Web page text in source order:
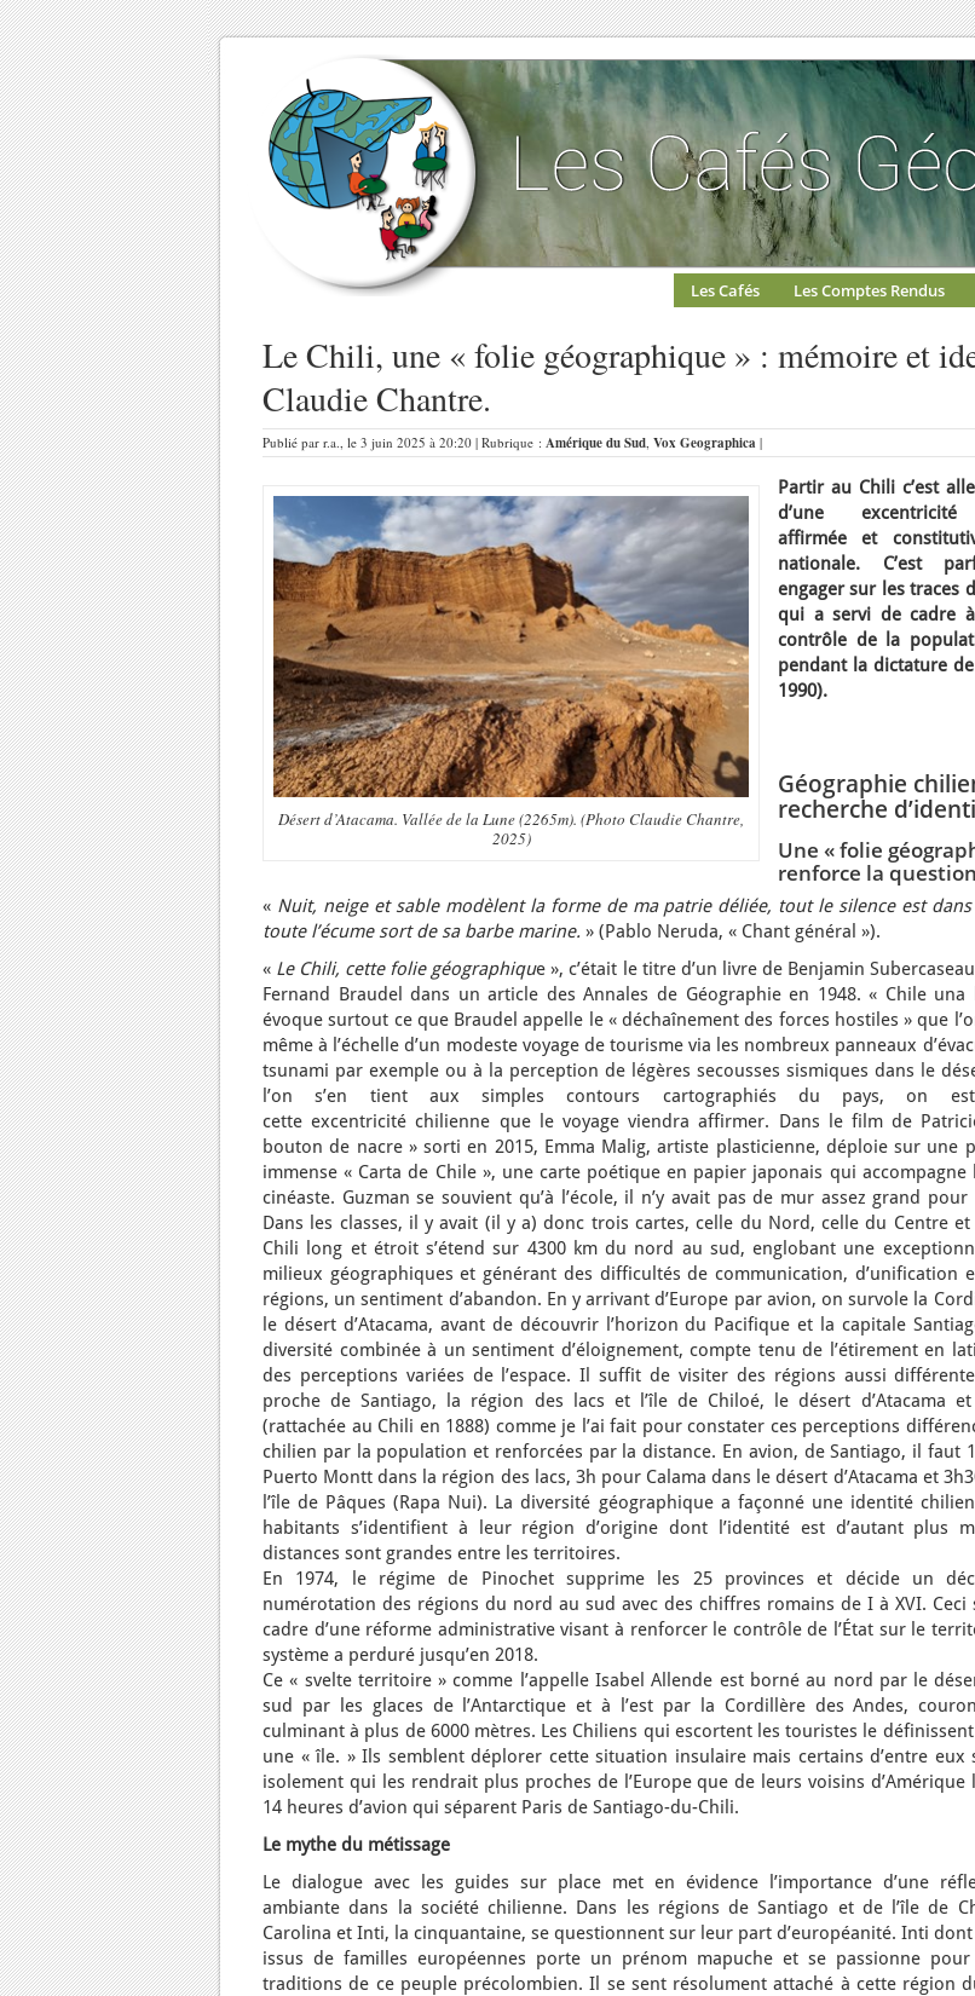
Les Cafés Les Comptes Rendus
Le Chili, une « folie géographique » : mémoire et
Claudie Chantre.
Publié par r.a., le 3 juin 2025 à 20:20 | Rubrique : Amérique du Sud, Vox Geographica |
Désert d’Atacama. Vallée de la Lune (2265m). (Photo Claudie Chantre,
2025)
Partir au Chili c’est
d’une excentricité
affirmée et
nationale. C’est
engager sur les traces
qui a servi de cadre
contrôle de la
pendant la dictature
1990).
Géographie
recherche
Une « folie
renforce la
« Nuit, neige et sable modèlent la forme de ma patrie déliée, tout le silence est
toute l’écume sort de sa barbe marine. » (Pablo Neruda, « Chant général »).
« Le Chili, cette folie géographique », c’était le titre d’un livre de Benjamin
Fernand Braudel dans un article des Annales de Géographie en 1948. « Chile una
évoque surtout ce que Braudel appelle le « déchaînement des forces hostiles » que
même à l’échelle d’un modeste voyage de tourisme via les nombreux panneaux
tsunami par exemple ou à la perception de légères secousses sismiques dans le
l’on s’en tient aux simples contours cartographiés du pays, on
cette excentricité chilienne que le voyage viendra affirmer. Dans le film de
bouton de nacre » sorti en 2015, Emma Malig, artiste plasticienne, déploie sur une
immense « Carta de Chile », une carte poétique en papier japonais qui accompagne
cinéaste. Guzman se souvient qu’à l’école, il n’y avait pas de mur assez grand
Dans les classes, il y avait (il y a) donc trois cartes, celle du Nord, celle du Centre et
Chili long et étroit s’étend sur 4300 km du nord au sud, englobant une
milieux géographiques et générant des difficultés de communication, d’unification
régions, un sentiment d’abandon. En y arrivant d’Europe par avion, on survole la
le désert d’Atacama, avant de découvrir l’horizon du Pacifique et la capitale
diversité combinée à un sentiment d’éloignement, compte tenu de l’étirement en
des perceptions variées de l’espace. Il suffit de visiter des régions aussi
proche de Santiago, la région des lacs et l’île de Chiloé, le désert d’Atacama et
(rattachée au Chili en 1888) comme je l’ai fait pour constater ces perceptions
chilien par la population et renforcées par la distance. En avion, de Santiago, il faut
Puerto Montt dans la région des lacs, 3h pour Calama dans le désert d’Atacama et
l’île de Pâques (Rapa Nui). La diversité géographique a façonné une identité
habitants s’identifient à leur région d’origine dont l’identité est d’autant plus
distances sont grandes entre les territoires.
En 1974, le régime de Pinochet supprime les 25 provinces et décide un
numérotation des régions du nord au sud avec des chiffres romains de I à XVI. Ceci
cadre d’une réforme administrative visant à renforcer le contrôle de l’État sur le
système a perduré jusqu’en 2018.
Ce « svelte territoire » comme l’appelle Isabel Allende est borné au nord par le
sud par les glaces de l’Antarctique et à l’est par la Cordillère des Andes,
culminant à plus de 6000 mètres. Les Chiliens qui escortent les touristes le
une « île. » Ils semblent déplorer cette situation insulaire mais certains d’entre eux
isolement qui les rendrait plus proches de l’Europe que de leurs voisins d’Amérique
14 heures d’avion qui séparent Paris de Santiago-du-Chili.
Le mythe du métissage
Le dialogue avec les guides sur place met en évidence l’importance d’une
ambiante dans la société chilienne. Dans les régions de Santiago et de l’île de
Carolina et Inti, la cinquantaine, se questionnent sur leur part d’européanité. Inti
issus de familles européennes porte un prénom mapuche et se passionne pour
traditions de ce peuple précolombien. Il se sent résolument attaché à cette région